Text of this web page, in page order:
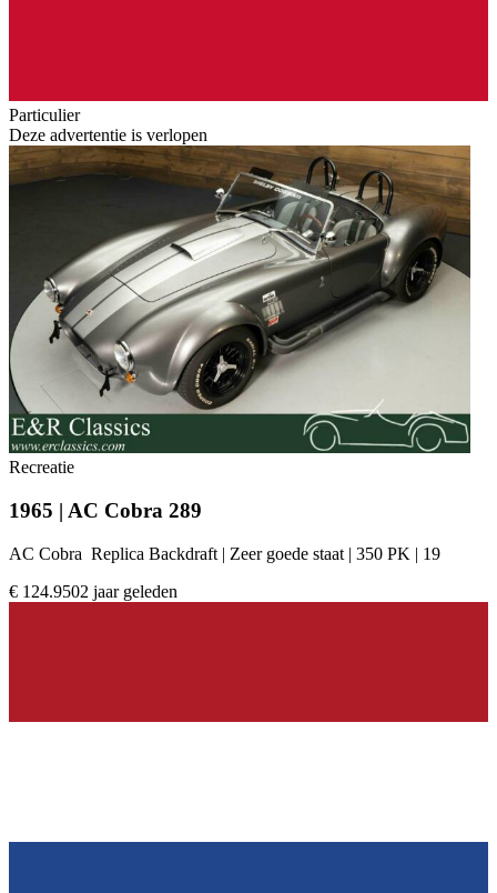
Particulier
Deze advertentie is verlopen
Recreatie
1965 | AC Cobra 289
AC Cobra Replica Backdraft | Zeer goede staat | 350 PK | 19
€ 124.9502 jaar geleden